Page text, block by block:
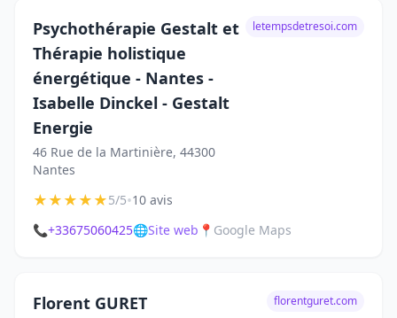
Psychothérapie Gestalt et
Thérapie holistique
énergétique - Nantes -
Isabelle Dinckel - Gestalt
Energie
46 Rue de la Martinière, 44300
Nantes
letempsdetresoi.com
★★★★★5/5•10 avis
📞+33675060425🌐Site web 📍 Google Maps
Florent GURET florentguret.com